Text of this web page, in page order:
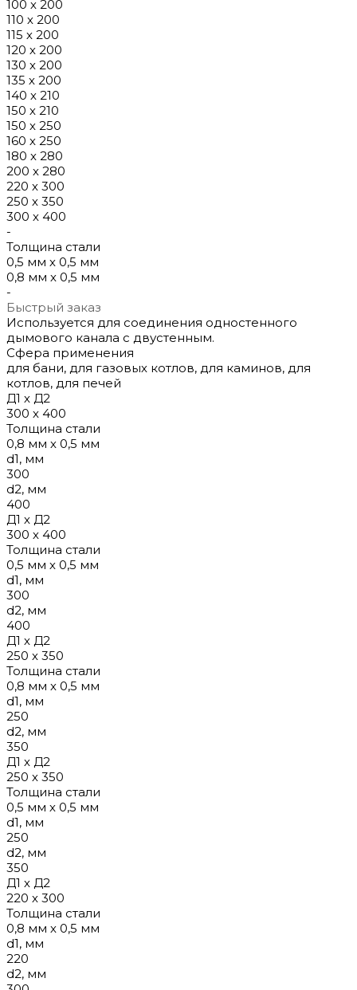
100 х 200
110 х 200
115 х 200
120 х 200
130 х 200
135 х 200
140 х 210
150 х 210
150 х 250
160 х 250
180 х 280
200 х 280
220 х 300
250 х 350
300 х 400
-
Толщина стали
0,5 мм х 0,5 мм
0,8 мм х 0,5 мм
-
Быстрый заказ
Используется для соединения одностенного
дымового канала с двустенным.
Сфера применения
для бани, для газовых котлов, для каминов, для
котлов, для печей
Д1 х Д2
300 х 400
Толщина стали
0,8 мм х 0,5 мм
d1, мм
300
d2, мм
400
Д1 х Д2
300 х 400
Толщина стали
0,5 мм х 0,5 мм
d1, мм
300
d2, мм
400
Д1 х Д2
250 х 350
Толщина стали
0,8 мм х 0,5 мм
d1, мм
250
d2, мм
350
Д1 х Д2
250 х 350
Толщина стали
0,5 мм х 0,5 мм
d1, мм
250
d2, мм
350
Д1 х Д2
220 х 300
Толщина стали
0,8 мм х 0,5 мм
d1, мм
220
d2, мм